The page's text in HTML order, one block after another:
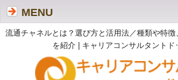
流通チャネルとは？選び方と活用法／種類や特徴
を紹介 | キャリアコンサルタントド
MENU